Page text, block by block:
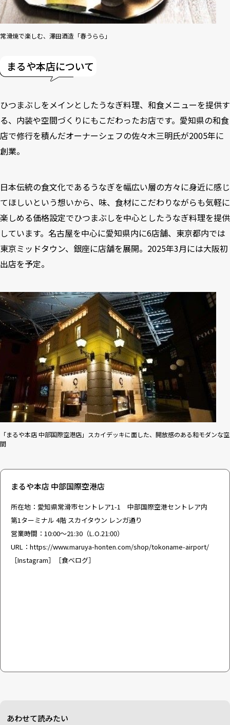
常滑焼で楽しむ、澤田酒造「春うらら」
まるや本店について
ひつまぶしをメインとしたうなぎ料理、和食メニューを提供す
る、内装や空間づくりにもこだわったお店です。愛知県の和食
店で修行を積んだオーナーシェフの佐々木三明氏が2005年に
創業。
日本伝統の食文化であるうなぎを幅広い層の方々に身近に感じ
てほしいという想いから、味、食材にこだわりながらも気軽に
楽しめる価格設定でひつまぶしを中心としたうなぎ料理を提供
しています。名古屋を中心に愛知県内に6店舗、東京都内では
東京ミッドタウン、銀座に店舗を展開。2025年3月には大阪初
出店を予定。
「まるや本店 中部国際空港店」スカイデッキに面した、開放感のある和モダンな空
間
まるや本店 中部国際空港店
所在地：愛知県常滑市セントレア1-1 中部国際空港セントレア内
第1ターミナル 4階 スカイタウン レンガ通り
営業時間：10:00～21:30（L.O.21:00）
URL： https://www.maruya-honten.com/shop/tokoname-airport/
［Instagram］［食べログ］
あわせて読みたい